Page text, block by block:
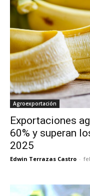
Agroexportación
Exportaciones
60% y superan
2025
Edwin Terrazas Castro -